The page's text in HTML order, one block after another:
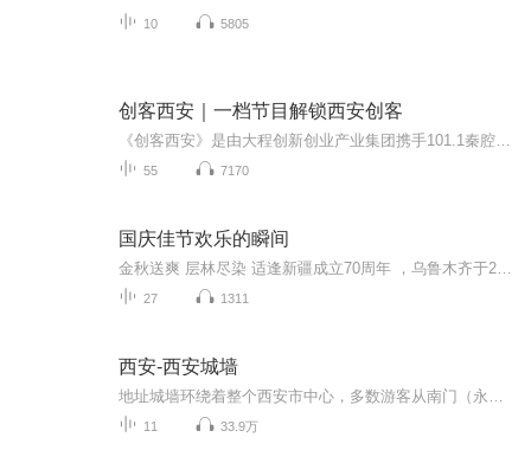
10 5805
创客西安｜一档节目解锁西安创客
55 7170
国庆佳节欢乐的瞬间
27 1311
西安-西安城墙
11 33.9万